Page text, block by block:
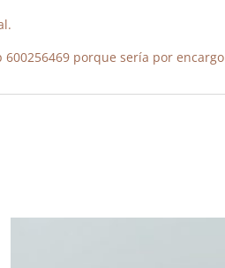
porque sería por encargo